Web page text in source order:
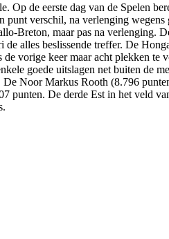
Op de eerste dag van de Spelen
punt verschil, na verlenging
Breton, maar pas na verlenging.
alles beslissende treffer. De
vorige keer maar acht plekken
goede uitslagen net buiten de
Noor Markus Rooth (8.796
punten. De derde Est in het veld